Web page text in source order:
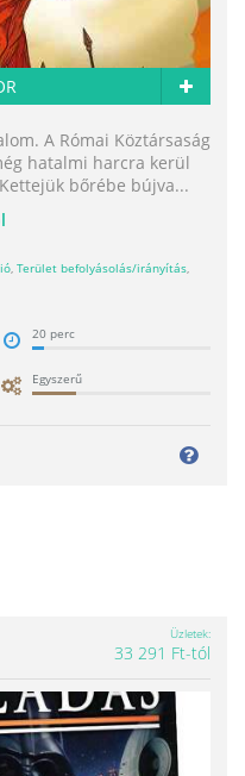
A Római Köztársaság
hatalmi harcra kerül
bőrébe bújva...
Terület befolyásolás/irányítás
20 perc
Egyszerű
Üzletek
33 291 Ft-tól